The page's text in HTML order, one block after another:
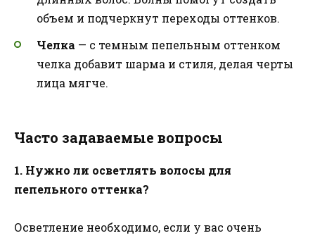
объем и подчеркнут переходы оттенков.
Челка — с темным пепельным оттенком
челка добавит шарма и стиля, делая черты
лица мягче.
Часто задаваемые вопросы
1. Нужно ли осветлять волосы для
пепельного оттенка?
Осветление необходимо, если у вас очень